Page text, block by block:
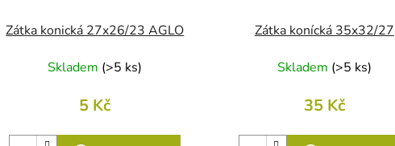
Zátka konická 27x26/23 AGLO
Skladem (>5 ks)
5 Kč
Zátka konícká 35x32/27
Skladem (>5 ks)
35 Kč